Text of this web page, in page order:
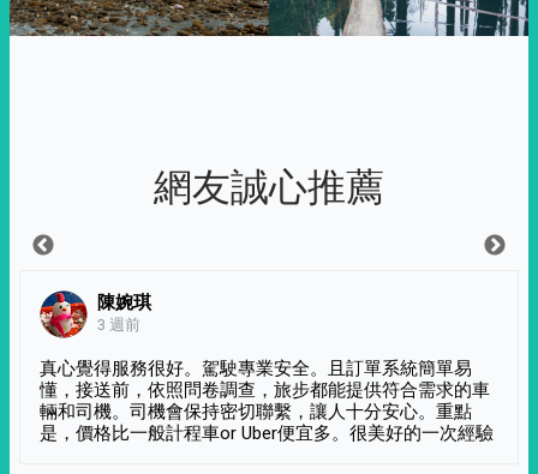
網友誠心推薦
陳婉琪
3 週前
真心覺得服務很好。駕駛專業安全。且訂單系統簡單易
懂，接送前，依照問卷調查，旅步都能提供符合需求的車
輛和司機。司機會保持密切聯繫，讓人十分安心。重點
是，價格比一般計程車or Uber便宜多。很美好的一次經驗